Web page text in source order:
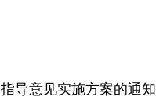
导意见实施方案的通知